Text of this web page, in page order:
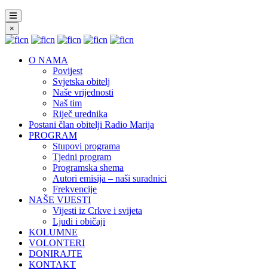
×
O NAMA
Povijest
Svjetska obitelj
Naše vrijednosti
Naš tim
Riječ urednika
Postani član obitelji Radio Marija
PROGRAM
Stupovi programa
Tjedni program
Programska shema
Autori emisija – naši suradnici
Frekvencije
NAŠE VIJESTI
Vijesti iz Crkve i svijeta
Ljudi i običaji
KOLUMNE
VOLONTERI
DONIRAJTE
KONTAKT